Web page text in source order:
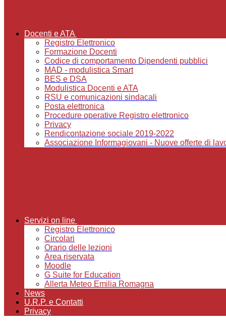
Docenti e ATA
Registro Elettronico
Formazione Docenti
Codice di comportamento Dipendenti pubblici
MAD - modulistica Smart
BES e DSA
Modulistica Docenti e ATA
RSU e comunicazioni sindacali
Posta elettronica
Procedure operative Registro elettronico
Privacy
Rendicontazione sociale 2019-2022
Associazione Informagiovani - Nuove offerte di
Servizi on line
Registro Elettronico
Circolari
Orario delle lezioni
Area riservata
Moodle
G Suite for Education
Allerta Meteo Emilia Romagna
News
U.R.P. e Contatti
Privacy